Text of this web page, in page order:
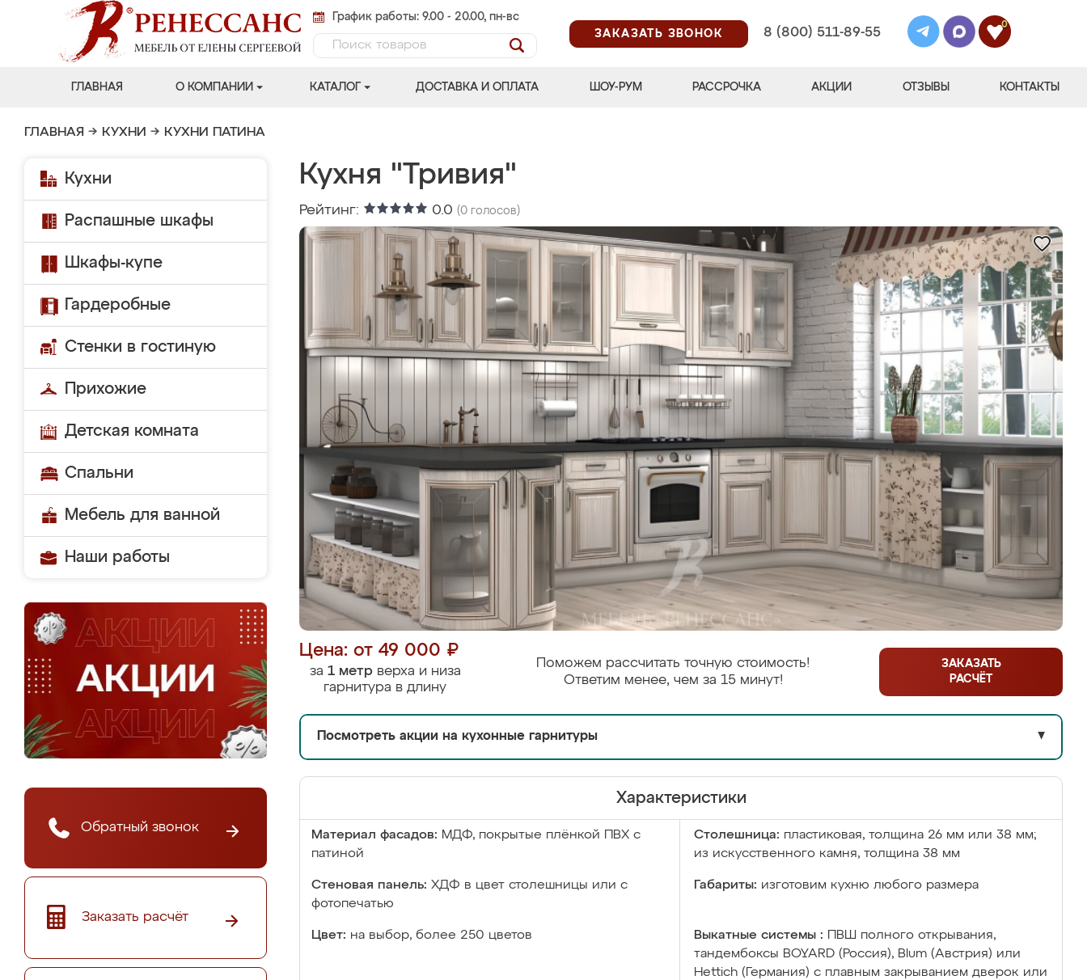
График работы: 9.00 - 20.00, пн-вс
ЗАКАЗАТЬ ЗВОНОК
8 (800) 511-89-55
0
ГЛАВНАЯ О КОМПАНИИ КАТАЛОГ ДОСТАВКА И ОПЛАТА ШОУ-РУМ РАССРОЧКА АКЦИИ ОТЗЫВЫ КОНТАКТЫ
ГЛАВНАЯ → КУХНИ → КУХНИ ПАТИНА
Кухни
Распашные шкафы
Шкафы-купе
Гардеробные
Стенки в гостиную
Прихожие
Детская комната
Спальни
Мебель для ванной
Наши работы
Обратный звонок
Заказать расчёт
Кухня "Тривия"
Рейтинг: 0.0 (0 голосов)
Цена: от 49 000 ₽
за 1 метрверха и низа
гарнитура в длину
Поможем рассчитать точную стоимость!
Ответим менее, чем за 15 минут!
ЗАКАЗАТЬ
РАСЧЁТ
Посмотреть акции на кухонные гарнитуры ▼
Характеристики
Материал фасадов: МДФ, покрытые плёнкой ПВХ с
патиной
Столешница: пластиковая, толщина 26 мм или 38 мм;
из искусственного камня, толщина 38 мм
Стеновая панель: ХДФ в цвет столешницы или с
фотопечатью
Габариты: изготовим кухню любого размера
Цвет: на выбор, более 250 цветов Выкатные системы :
ПВШ полного открывания,
тандембоксы BOYARD (Россия), Blum (Австрия) или
Hettich (Германия) с плавным закрыванием дверок или